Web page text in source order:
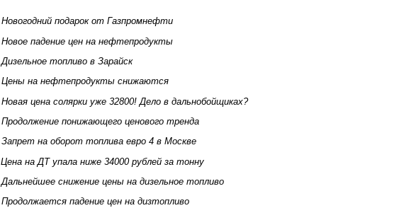
Новогодний подарок от Газпромнефти
Новое падение цен на нефтепродукты
Дизельное топливо в Зарайск
Цены на нефтепродукты снижаются
Новая цена солярки уже 32800! Дело в дальнобойщиках?
Продолжение понижающего ценового тренда
Запрет на оборот топлива евро 4 в Москве
Цена на ДТ упала ниже 34000 рублей за тонну
Дальнейшее снижение цены на дизельное топливо
Продолжается падение цен на дизтопливо